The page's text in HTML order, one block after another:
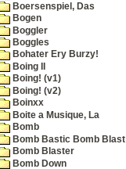
Boersenspiel, Das
Bogen
Boggler
Boggles
Bohater Ery Burzy!
Boing II
Boing! (v1)
Boing! (v2)
Boinxx
Boite a Musique, La
Bomb
Bomb Bastic Bomb
Bomb Blaster
Bomb Down